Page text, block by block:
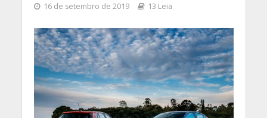
16 de setembro de 2019 13 Leia